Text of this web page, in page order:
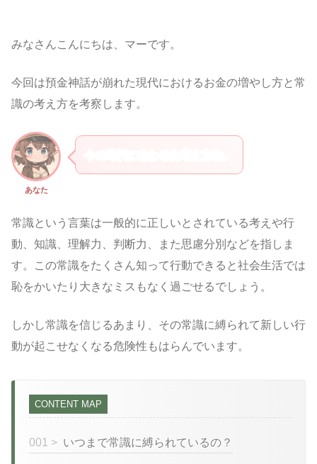
みなさんこんにちは、マーです。
今回は預金神話が崩れた現代におけるお金の増やし方と常
識の考え方を考察します。
あなた
常識という言葉は一般的に正しいとされている考えや行
動、知識、理解力、判断力、また思慮分別などを指しま
す。この常識をたくさん知って行動できると社会生活では
恥をかいたり大きなミスもなく過ごせるでしょう。
しかし常識を信じるあまり、その常識に縛られて新しい行
動が起こせなくなる危険性もはらんでいます。
CONTENT MAP
001 > いつまで常識に縛られているの？